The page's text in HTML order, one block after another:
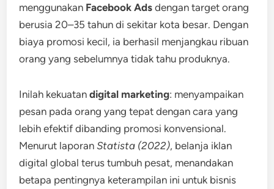
menggunakan Facebook Ads dengan target orang
berusia 20–35 tahun di sekitar kota besar. Dengan
biaya promosi kecil, ia berhasil menjangkau ribuan
orang yang sebelumnya tidak tahu produknya.
Inilah kekuatandigital marketing: menyampaikan
pesan pada orang yang tepat dengan cara yang
lebih efektif dibanding promosi konvensional.
Menurut laporanStatista (2022), belanja iklan
digital global terus tumbuh pesat, menandakan
betapa pentingnya keterampilan ini untuk bisnis